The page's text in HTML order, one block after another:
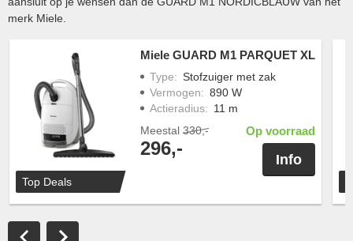
merk Miele.
Top Deals
Miele GUARD M1 PARQUET XL
Type: Stofzuiger met zak
Vermogen: 890 W
Actieradius: 11 m
Meestal 330,-
296,-
Op voorraad
Info